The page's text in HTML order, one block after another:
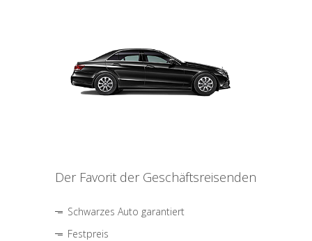
Der Favorit der Geschäftsreisenden
Schwarzes Auto garantiert
Festpreis